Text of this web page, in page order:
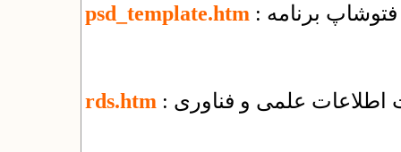
psd_template.htm فتوشاپ برنامه
rds.htm اطلاعات علمی و فناوری